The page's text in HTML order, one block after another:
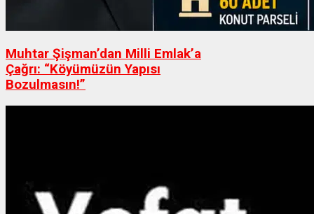
Muhtar Şişman’dan Milli Emlak’a
Çağrı: “Köyümüzün Yapısı
Bozulmasın!”